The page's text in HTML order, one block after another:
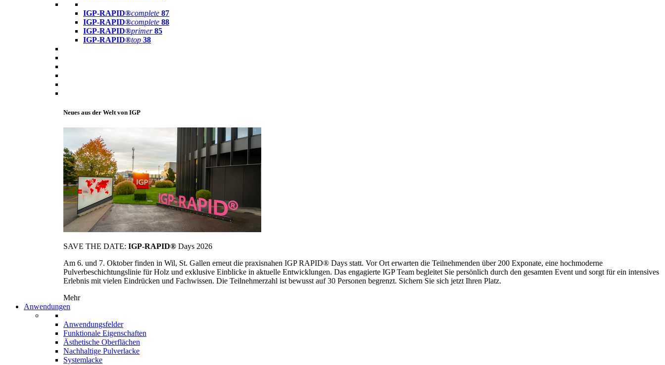
IGP-RAPID®complete 87
IGP-RAPID®complete 88
IGP-RAPID®primer 85
IGP-RAPID®top 38
Neues aus der Welt von IGP
SAVE THE DATE: IGP-RAPID® Days 2026
Am 6. und 7. Oktober finden in Wil, St. Gallen erneut die praxisnahen IGP RAPID® Days statt. Vor Ort erwarten die Teilnehmenden über 200 Exponate, eine hochmoderne
Pulverbeschichtungslinie für Holz und exklusive Einblicke in aktuelle Entwicklungen. Das engagierte IGP Team begleitet Sie persönlich durch den gesamten Event und sorgt für ein intensives
Erlebnis mit vielen Eindrücken und Fachwissen. Die Teilnehmerzahl ist bewusst auf 30 Personen begrenzt. Sichern Sie sich jetzt Ihren Platz.
Mehr
Anwendungen
Anwendungsfelder
Funktionale Eigenschaften
Ästhetische Oberflächen
Nachhaltige Pulverlacke
Systemlacke